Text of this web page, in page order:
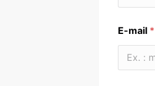
E-mail *